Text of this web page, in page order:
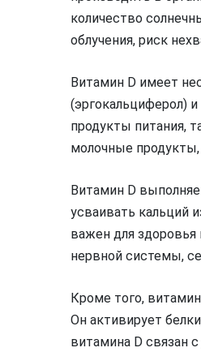
количество
облучения, риск
Витамин D имеет
(эргокальциферол)
продукты питания,
молочные
Витамин D
усваивать кальций
важен для здоровья
нервной системы,
Кроме того,
Он активирует
витамина D связан